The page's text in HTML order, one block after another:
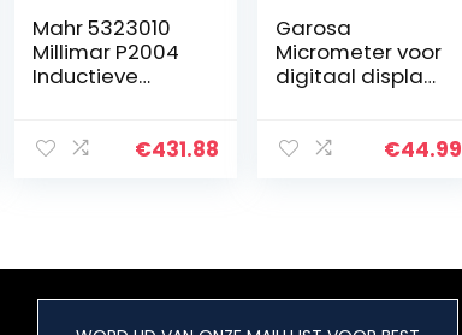
Mahr 5323010
Millimar P2004
Inductieve
€431.88
Garosa
Micrometer voor
digitaal display,
van
€44.99